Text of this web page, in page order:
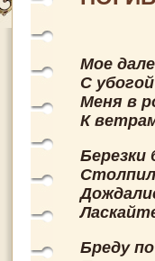
Мое
С
Меня в
К
Березки
Бреду